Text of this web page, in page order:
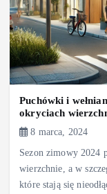
Puchówki i
okryciach
8 marca, 2024
Sezon zimowy 2024
wierzchnie, a w
które stają się